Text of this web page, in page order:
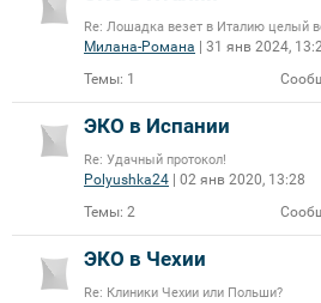
Re: Лошадка везет в Италию целый
Милана-Романа | 31 янв 2024,
Темы: 1
ЭКО в Испании
Re: Удачный протокол!
Polyushka24 | 02 янв 2020, 13:28
Темы: 2
ЭКО в Чехии
Re: Клиники Чехии или Польши?